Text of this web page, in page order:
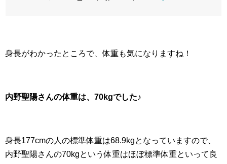
身長がわかったところで、体重も気になりますね！
内野聖陽さんの体重は、70kgでした♪
身長177cmの人の標準体重は68.9kgとなっていますので、
内野聖陽さんの70kgという体重はほぼ標準体重といって良